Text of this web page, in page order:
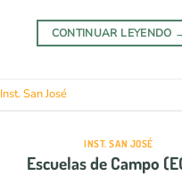
CONTINUAR LEYENDO
Inst. San José
INST. SAN JOSÉ
Escuelas de Campo